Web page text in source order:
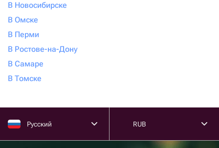
В Новосибирске
В Омске
В Перми
В Ростове-на-Дону
В Самаре
В Томске
Русский RUB